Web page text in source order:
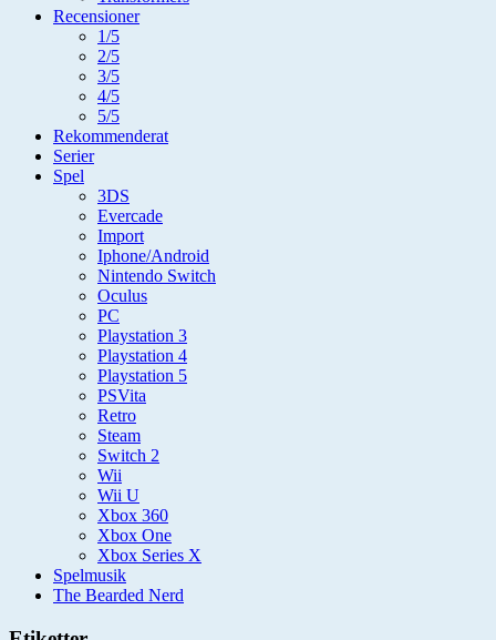
Recensioner
1/5
2/5
3/5
4/5
5/5
Rekommenderat
Serier
Spel
3DS
Evercade
Import
Iphone/Android
Nintendo Switch
Oculus
PC
Playstation 3
Playstation 4
Playstation 5
PSVita
Retro
Steam
Switch 2
Wii
Wii U
Xbox 360
Xbox One
Xbox Series X
Spelmusik
The Bearded Nerd